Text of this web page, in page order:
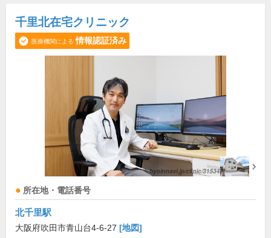
千里北在宅クリニック
医療機関による 情報認証済み
所在地・電話番号
北千里駅
大阪府吹田市青山台4-6-27 [地図]